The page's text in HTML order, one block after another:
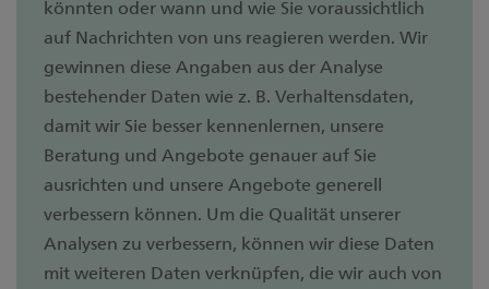
könnten oder wann und wie Sie voraussichtlich
auf Nachrichten von uns reagieren werden. Wir
gewinnen diese Angaben aus der Analyse
bestehender Daten wie z. B. Verhaltensdaten,
damit wir Sie besser kennenlernen, unsere
Beratung und Angebote genauer auf Sie
ausrichten und unsere Angebote generell
verbessern können. Um die Qualität unserer
Analysen zu verbessern, können wir diese Daten
mit weiteren Daten verknüpfen, die wir auch von